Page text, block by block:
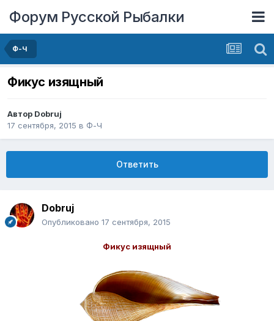
Форум Русской Рыбалки
Ф-Ч
Фикус изящный
Автор Dobruj
17 сентября, 2015 в Ф-Ч
Ответить
Dobruj
Опубликовано 17 сентября, 2015
Фикус изящный